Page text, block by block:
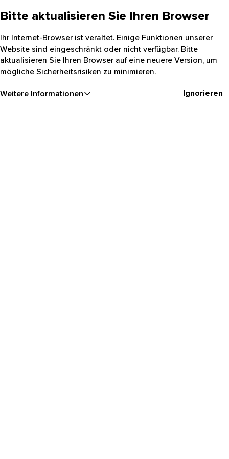
Bitte aktualisieren Sie Ihren Browser
Ihr Internet-Browser ist veraltet. Einige Funktionen unserer
Website sind eingeschränkt oder nicht verfügbar. Bitte
aktualisieren Sie Ihren Browser auf eine neuere Version, um
mögliche Sicherheitsrisiken zu minimieren.
Weitere Informationen Ignorieren